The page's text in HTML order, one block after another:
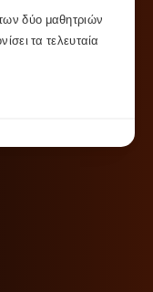
δύο μαθητριών
τα τελευταία